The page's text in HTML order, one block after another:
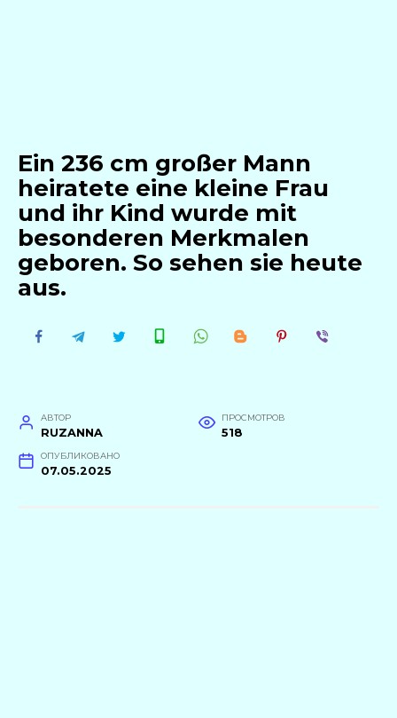
Ein 236 cm großer Mann
heiratete eine kleine Frau
und ihr Kind wurde mit
besonderen Merkmalen
geboren. So sehen sie heute
aus.
АВТОР
RUZANNA
ПРОСМОТРОВ
518
ОПУБЛИКОВАНО
07.05.2025